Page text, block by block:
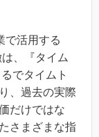
で活用する
、『タイム
でタイムト
、過去の実際
だけではな
さまざまな指